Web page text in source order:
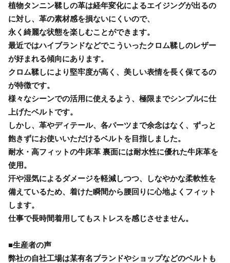
植物タンニン鞣しの革は経年変化によるエイジングが出るの
に対し、革の素材感を損ないにくいので、
永く綺麗な状態を楽しむことができます。
最近ではハイブランドなどでこういったクロム鞣しのレザー
が好まれる傾向にあります。
クロム鞣しにより堅牢度が高く、美しい表情を長く保てるの
が特徴です。
様々なシーンでの活用に使えるよう、極限までシンプルに仕
上げたベルトです。
しかし、革やディテール、各パーツまで余念はなく、ずっと
飽きずにお使いいただけるベルトを目指しました。
耐水・高フィットの牛床革 裏面には耐水性に優れた牛床革を
使用。
汗や湿気によるダメージを軽減しつつ、しなやかな柔軟性を
備えているため、着けた瞬間から腰回りに心地よくフィット
します。
仕事で長時間着用してもストレスを感じさせません。
■生産者の声
弊社の自社工場は某有名ブランドやショップなどのベルトも